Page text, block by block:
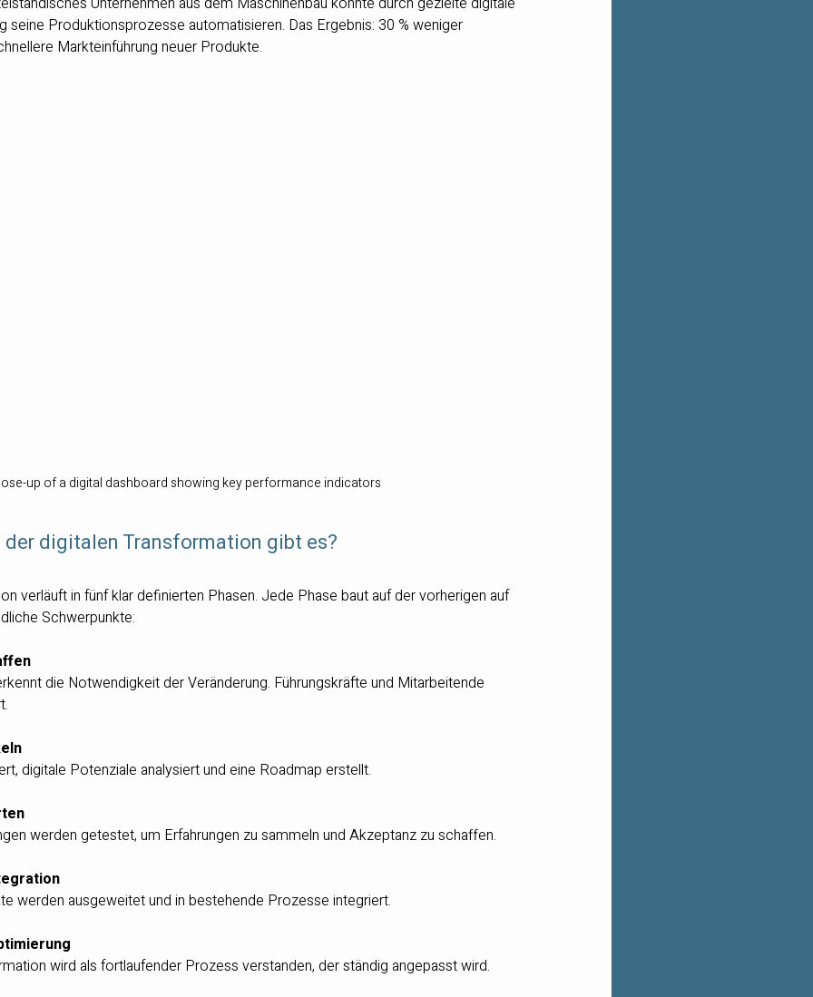
seine Produktionsprozesse automatisieren. Das Ergebnis: 30 % weniger
Markteinführung neuer Produkte.
up of a digital dashboard showing key performance indicators
der digitalen Transformation gibt es?
verläuft in fünf klar definierten Phasen. Jede Phase baut auf der vorherigen auf
Schwerpunkte:
die Notwendigkeit der Veränderung. Führungskräfte und Mitarbeitende
digitale Potenziale analysiert und eine Roadmap erstellt.
werden getestet, um Erfahrungen zu sammeln und Akzeptanz zu schaffen.
werden ausgeweitet und in bestehende Prozesse integriert.
wird als fortlaufender Prozess verstanden, der ständig angepasst wird.